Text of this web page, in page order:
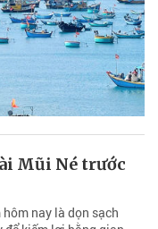
Mũi Né trước
nay là dọn sạch